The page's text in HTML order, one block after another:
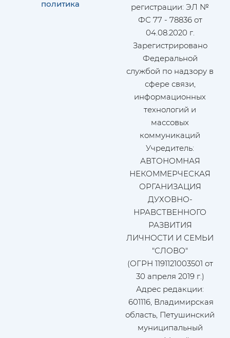
политика
регистрации: ЭЛ №
ФС 77 - 78836 от
04.08.2020 г.
Зарегистрировано
Федеральной
службой по надзору в
сфере связи,
информационных
технологий и
массовых
коммуникаций
Учредитель:
АВТОНОМНАЯ
НЕКОММЕРЧЕСКАЯ
ОРГАНИЗАЦИЯ
ДУХОВНО-
НРАВСТВЕННОГО
РАЗВИТИЯ
ЛИЧНОСТИ И СЕМЬИ
"СЛОВО"
(ОГРН 1191121003501 от
30 апреля 2019 г.)
Адрес редакции:
601116, Владимирская
область, Петушинский
муниципальный